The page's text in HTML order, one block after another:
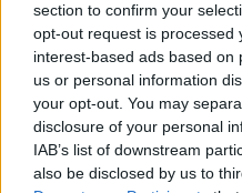
section to confirm your
opt-out request is processed
interest-based ads based on
us or personal information
your opt-out. You may
disclosure of your personal
IAB’s list of downstream
also be disclosed by us to